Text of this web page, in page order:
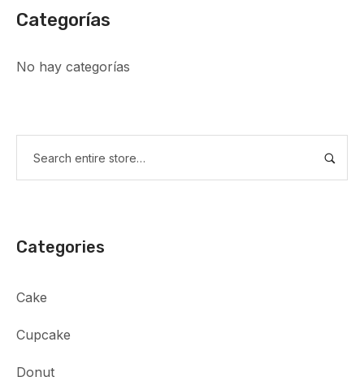
Categorías
No hay categorías
Categories
Cake
Cupcake
Donut